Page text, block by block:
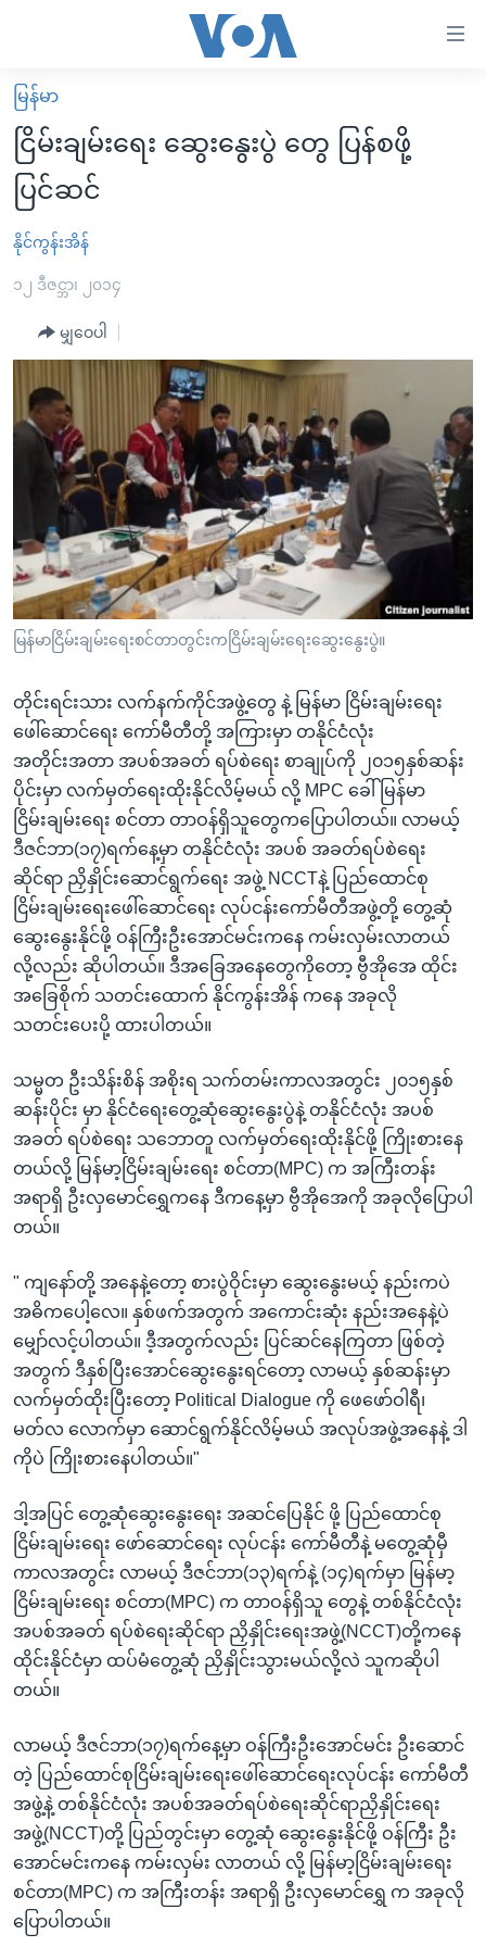
လွယ်ကူ
စေ
သည့်
Link
များ
ပင်မ
ကြည့်
ရန်
စာမျက်နှာ
သို့
ကျော်
ကြည့်
ရှာဖွေ
ရန်
နေရာ
သို့
ကျော်
ရန်
မူလစာမျက်နှာ
မြန်မာ
ကမ္ဘာ့သတင်းများ
နိုင်ငံတကာ
အစ္စရေး-ပါလက်စတိုင်း
ဗွီဒီယို
အင်္ဂလိပ်စာလေ့လာမယ်
အမေရိကန်သုံးအီဒီယံ
မကြေးမုံရဲ့ အင်္ဂလိပ်စာ
ရုပ်ရှင်ထဲက အင်္ဂလိပ်စာ
သုတပဒေသာ အင်္ဂလိပ်စာ
အပတ်စဉ်ကဏ္ဍများ
ရေဒီယို
တီဗွီ
ရေဒီယိုနှင့်ရုပ်သံ အချက်အလက်များ
ရေဒီယို/တီဗွီအစီအစဉ်
Learning English
ဗွီအိုအေ လူမှုကွန်ယက်များ
ဘာသာစကားများ
မြန်မာ
ငြိမ်းချမ်းရေး ဆွေးနွေးပွဲ တွေ ပြန်စဖို့
ပြင်ဆင်
နိုင်ကွန်းအိန်
၁၂ ဒီဇင္ဘာ၊ ၂၀၁၄
မျှဝေပါ
မြန်မာငြိမ်းချမ်းရေးစင်တာတွင်းကငြိမ်းချမ်းရေးဆွေးနွေးပွဲ။
တိုင်းရင်းသား လက်နက်ကိုင်အဖွဲ့တွေ နဲ့ မြန်မာ ငြိမ်းချမ်းရေး
ဖေါ်ဆောင်ရေး ကော်မီတီတို့ အကြားမှာ တနိုင်ငံလုံး
အတိုင်းအတာ အပစ်အခတ် ရပ်စဲရေး စာချုပ်ကို ၂၀၁၅နှစ်ဆန်း
ပိုင်းမှာ လက်မှတ်ရေးထိုးနိုင်လိမ့်မယ် လို့ MPC ခေါ် မြန်မာ
ငြိမ်းချမ်းရေး စင်တာ တာဝန်ရှိသူတွေကပြောပါတယ်။ လာမယ့်
ဒီဇင်ဘာ(၁၇)ရက်နေ့မှာ တနိုင်ငံလုံး အပစ် အခတ်ရပ်စဲရေး
ဆိုင်ရာ ညှိနှိုင်းဆောင်ရွက်ရေး အဖွဲ့ NCCTနဲ့ ပြည်ထောင်စု
ငြိမ်းချမ်းရေးဖေါ်ဆောင်ရေး လုပ်ငန်းကော်မီတီအဖွဲ့တို့ တွေ့ဆုံ
ဆွေးနွေးနိုင်ဖို့ ဝန်ကြီးဦးအောင်မင်းကနေ ကမ်းလှမ်းလာတယ်
လို့လည်း ဆိုပါတယ်။ ဒီအခြေအနေတွေကိုတော့ ဗွီအိုအေ ထိုင်း
အခြေစိုက် သတင်းထောက် နိုင်ကွန်းအိန် ကနေ အခုလို
သတင်းပေးပို့ ထားပါတယ်။
သမ္မတ ဦးသိန်းစိန် အစိုးရ သက်တမ်းကာလအတွင်း ၂၀၁၅နှစ်
ဆန်းပိုင်း မှာ နိုင်ငံရေးတွေ့ဆုံဆွေးနွေးပွဲနဲ့ တနိုင်ငံလုံး အပစ်
အခတ် ရပ်စဲရေး သဘောတူ လက်မှတ်ရေးထိုးနိုင်ဖို့ ကြိုးစားနေ
တယ်လို့ မြန်မာ့ငြိမ်းချမ်းရေး စင်တာ(MPC) က အကြီးတန်း
အရာရှိ ဦးလှမောင်ရွှေကနေ ဒီကနေ့မှာ ဗွီအိုအေကို အခုလိုပြောပါ
တယ်။
" ကျနော်တို့ အနေနဲ့တော့ စားပွဲဝိုင်းမှာ ဆွေးနွေးမယ့် နည်းကပဲ
အဓိကပေါ့လေ။ နှစ်ဖက်အတွက် အကောင်းဆုံး နည်းအနေနဲ့ပဲ
မျှော်လင့်ပါတယ်။ ဒီ့အတွက်လည်း ပြင်ဆင်နေကြတာ ဖြစ်တဲ့
အတွက် ဒီနှစ်ပြီးအောင်ဆွေးနွေးရင်တော့ လာမယ့် နှစ်ဆန်းမှာ
လက်မှတ်ထိုးပြီးတော့ Political Dialogue ကို ဖေဖော်ဝါရီ၊
မတ်လ လောက်မှာ ဆောင်ရွက်နိုင်လိမ့်မယ် အလုပ်အဖွဲ့အနေနဲ့ ဒါ
ကိုပဲ ကြိုးစားနေပါတယ်။"
ဒါ့အပြင် တွေ့ဆုံဆွေးနွေးရေး အဆင်ပြေနိုင် ဖို့ ပြည်ထောင်စု
ငြိမ်းချမ်းရေး ဖော်ဆောင်ရေး လုပ်ငန်း ကော်မီတီနဲ့ မတွေ့ဆုံမှီ
ကာလအတွင်း လာမယ့် ဒီဇင်ဘာ(၁၃)ရက်နဲ့ (၁၄)ရက်မှာ မြန်မာ့
ငြိမ်းချမ်းရေး စင်တာ(MPC) က တာဝန်ရှိသူ တွေနဲ့ တစ်နိုင်ငံလုံး
အပစ်အခတ် ရပ်စဲရေးဆိုင်ရာ ညှိနှိုင်းရေးအဖွဲ့(NCCT)တို့ကနေ
ထိုင်းနိုင်ငံမှာ ထပ်မံတွေ့ဆုံ ညှိနှိုင်းသွားမယ်လို့လဲ သူကဆိုပါ
တယ်။
လာမယ့် ဒီဇင်ဘာ(၁၇)ရက်နေ့မှာ ဝန်ကြီးဦးအောင်မင်း ဦးဆောင်
တဲ့ ပြည်ထောင်စုငြိမ်းချမ်းရေးဖေါ်ဆောင်ရေးလုပ်ငန်း ကော်မီတီ
အဖွဲ့နဲ့ တစ်နိုင်ငံလုံး အပစ်အခတ်ရပ်စဲရေးဆိုင်ရာညှိနှိုင်းရေး
အဖွဲ့(NCCT)တို့ ပြည်တွင်းမှာ တွေ့ဆုံ ဆွေးနွေးနိုင်ဖို့ ဝန်ကြီး ဦး
အောင်မင်းကနေ ကမ်းလှမ်း လာတယ် လို့ မြန်မာ့ငြိမ်းချမ်းရေး
စင်တာ(MPC) က အကြီးတန်း အရာရှိ ဦးလှမောင်ရွှေ က အခုလို
ပြောပါတယ်။